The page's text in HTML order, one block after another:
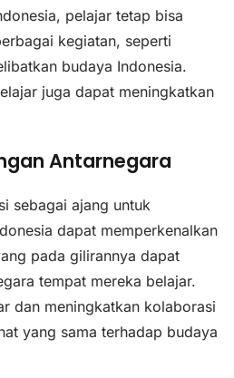
pelajar tetap bisa
kegiatan, seperti
budaya Indonesia.
juga dapat meningkatkan
Antarnegara
sebagai ajang untuk
dapat memperkenalkan
pada gilirannya dapat
tempat mereka belajar.
dan meningkatkan kolaborasi
yang sama terhadap budaya